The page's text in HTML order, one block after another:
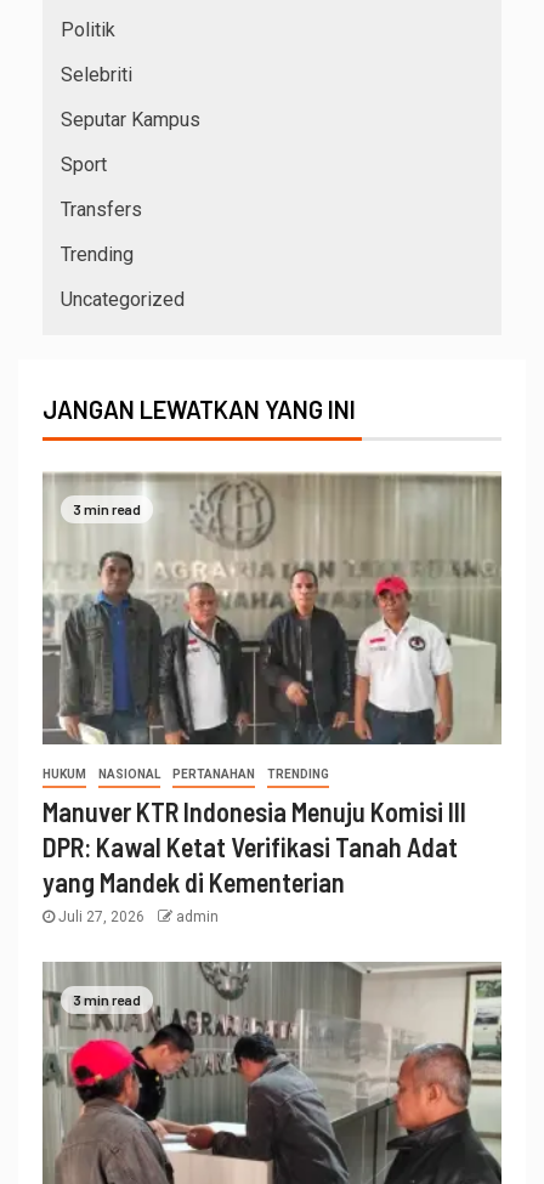
Politik
Selebriti
Seputar Kampus
Sport
Transfers
Trending
Uncategorized
JANGAN LEWATKAN YANG INI
3 min read
HUKUM NASIONAL PERTANAHAN TRENDING
Manuver KTR Indonesia Menuju Komisi III
DPR: Kawal Ketat Verifikasi Tanah Adat
yang Mandek di Kementerian
Juli 27, 2026 admin
3 min read